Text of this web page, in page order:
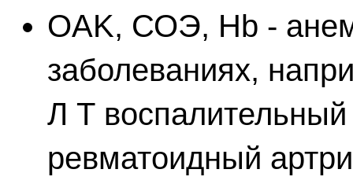
OAK, СОЭ, Hb -
заболеваниях,
Л Т
ревматоидный